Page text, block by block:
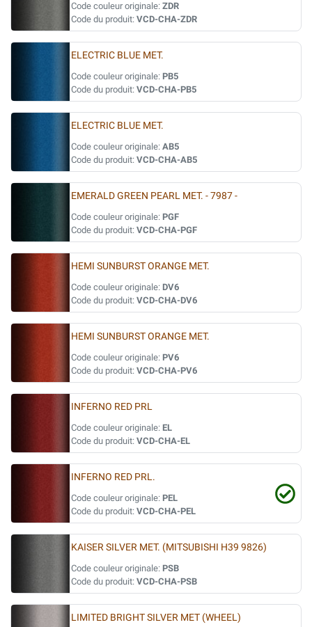
Code couleur originale: ZDR
Code du produit: VCD-CHA-ZDR
ELECTRIC BLUE MET.
Code couleur originale: PB5
Code du produit: VCD-CHA-PB5
ELECTRIC BLUE MET.
Code couleur originale: AB5
Code du produit: VCD-CHA-AB5
EMERALD GREEN PEARL MET. - 7987 -
Code couleur originale: PGF
Code du produit: VCD-CHA-PGF
HEMI SUNBURST ORANGE MET.
Code couleur originale: DV6
Code du produit: VCD-CHA-DV6
HEMI SUNBURST ORANGE MET.
Code couleur originale: PV6
Code du produit: VCD-CHA-PV6
INFERNO RED PRL
Code couleur originale: EL
Code du produit: VCD-CHA-EL
INFERNO RED PRL.
Code couleur originale: PEL
Code du produit: VCD-CHA-PEL
KAISER SILVER MET. (MITSUBISHI H39 9826)
Code couleur originale: PSB
Code du produit: VCD-CHA-PSB
LIMITED BRIGHT SILVER MET (WHEEL)